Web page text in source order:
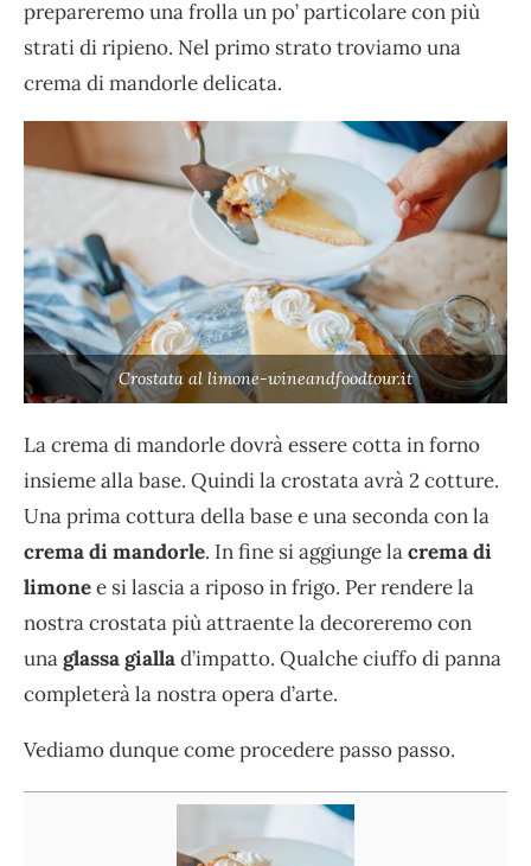
prepareremo una frolla un po’ particolare con più
strati di ripieno. Nel primo strato troviamo una
crema di mandorle delicata.
Crostata al limone-wineandfoodtour.it
La crema di mandorle dovrà essere cotta in forno
insieme alla base. Quindi la crostata avrà 2 cotture.
Una prima cottura della base e una seconda con la
crema di mandorle. In fine si aggiunge lacrema di
limonee si lascia a riposo in frigo. Per rendere la
nostra crostata più attraente la decoreremo con
unaglassa giallad’impatto. Qualche ciuffo di panna
completerà la nostra opera d’arte.
Vediamo dunque come procedere passo passo.